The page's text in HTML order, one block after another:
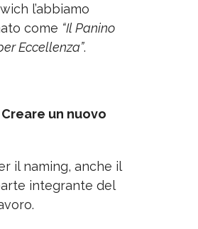
l’abbiamo
come “Il Panino
Eccellenza”.
Creare un nuovo
il naming, anche il
integrante del